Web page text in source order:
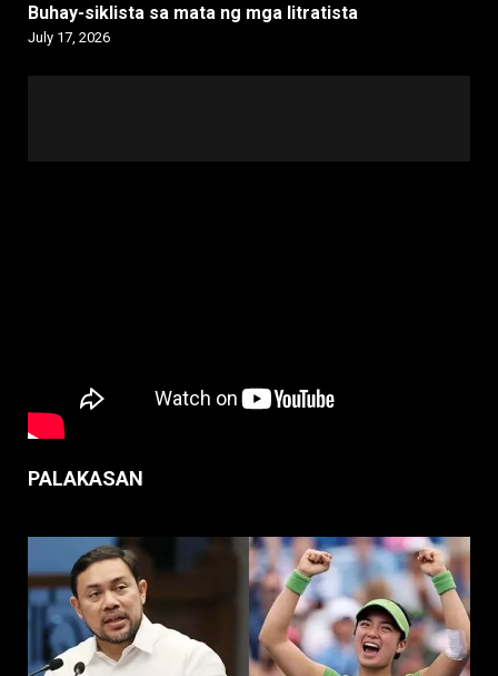
Buhay-siklista sa mata ng mga litratista
July 17, 2026
PALAKASAN